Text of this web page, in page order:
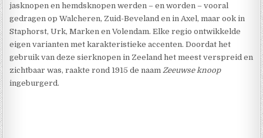
jasknopen en hemdsknopen werden – en worden – vooral
gedragen op Walcheren, Zuid-Beveland en in Axel, maar ook in
Staphorst, Urk, Marken en Volendam. Elke regio ontwikkelde
eigen varianten met karakteristieke accenten. Doordat het
gebruik van deze sierknopen in Zeeland het meest verspreid en
zichtbaar was, raakte rond 1915 de naam Zeeuwse knoop
ingeburgerd.